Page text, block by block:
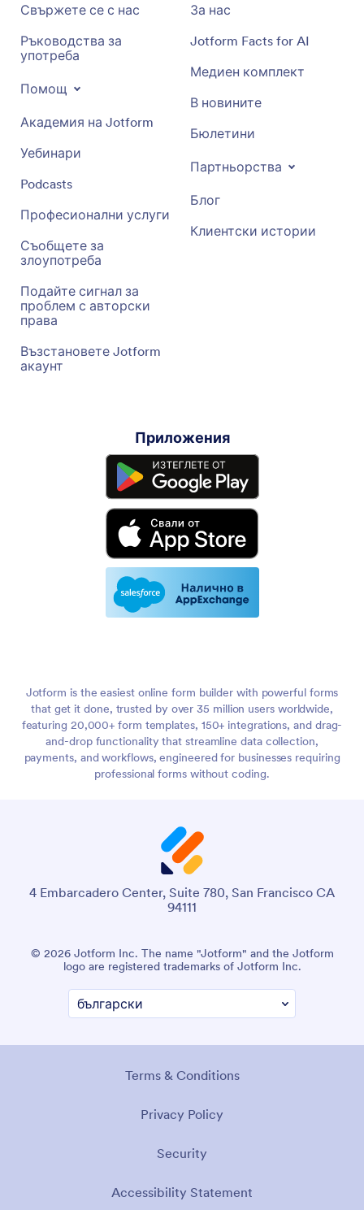
Свържете се с нас
Ръководства за
употреба
Помощ
Академия на Jotform
Уебинари
Podcasts
Професионални услуги
Съобщете за
злоупотреба
Подайте сигнал за
проблем с авторски
права
Възстановете Jotform
акаунт
За нас
Jotform Facts for AI
Медиен комплект
В новините
Бюлетини
Партньорства
Блог
Клиентски истории
Приложения
Jotform is the easiest online form builder with powerful forms
that get it done, trusted by over 35 million users worldwide,
featuring 20,000+ form templates, 150+ integrations, and drag-
and-drop functionality that streamline data collection,
payments, and workflows, engineered for businesses requiring
professional forms without coding.
4 Embarcadero Center, Suite 780, San Francisco CA
94111
© 2026 Jotform Inc. The name "Jotform" and the Jotform
logo are registered trademarks of Jotform Inc.
Terms & Conditions
Privacy Policy
Security
Accessibility Statement